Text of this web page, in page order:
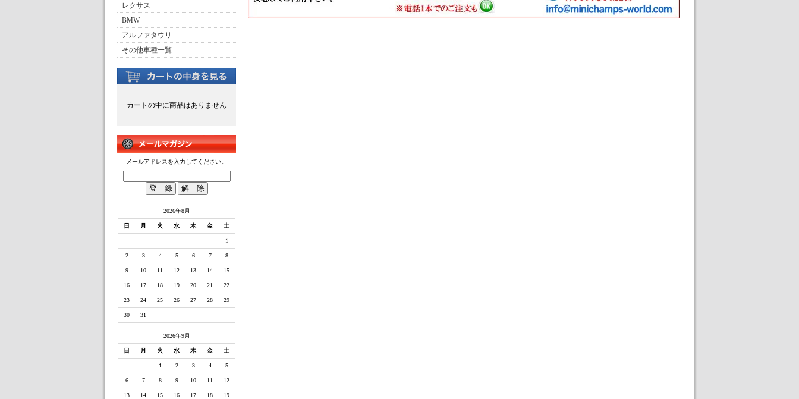
レクサス
BMW
アルファタウリ
その他車種一覧
カートの中に商品はありません
メールアドレスを入力してください。
2026年8月
日 月 火 水 木 金 土
1
2 3 4 5 6 7 8
9 10 11 12 13 14 15
16 17 18 19 20 21 22
23 24 25 26 27 28 29
30 31
2026年9月
日 月 火 水 木 金 土
1 2 3 4 5
6 7 8 9 10 11 12
13 14 15 16 17 18 19